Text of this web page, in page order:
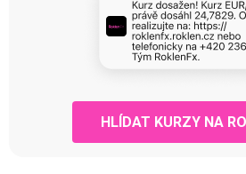
HLÍDAT KURZY NA